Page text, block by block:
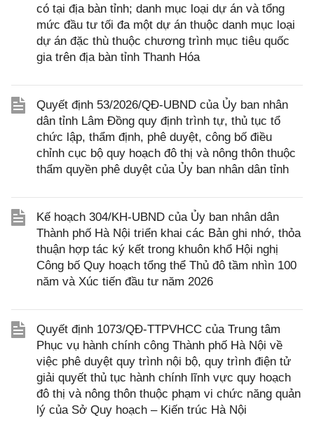
có tại địa bàn tỉnh; danh mục loại dự án và tổng
mức đầu tư tối đa một dự án thuộc danh mục loại
dự án đặc thù thuộc chương trình mục tiêu quốc
gia trên địa bàn tỉnh Thanh Hóa
Quyết định 53/2026/QĐ-UBND của Ủy ban nhân
dân tỉnh Lâm Đồng quy định trình tự, thủ tục tổ
chức lập, thẩm định, phê duyệt, công bố điều
chỉnh cục bộ quy hoạch đô thị và nông thôn thuộc
thẩm quyền phê duyệt của Ủy ban nhân dân tỉnh
Kế hoạch 304/KH-UBND của Ủy ban nhân dân
Thành phố Hà Nội triển khai các Bản ghi nhớ, thỏa
thuận hợp tác ký kết trong khuôn khổ Hội nghị
Công bố Quy hoạch tổng thể Thủ đô tầm nhìn 100
năm và Xúc tiến đầu tư năm 2026
Quyết định 1073/QĐ-TTPVHCC của Trung tâm
Phục vụ hành chính công Thành phố Hà Nội về
việc phê duyệt quy trình nội bộ, quy trình điện tử
giải quyết thủ tục hành chính lĩnh vực quy hoạch
đô thị và nông thôn thuộc phạm vi chức năng quản
lý của Sở Quy hoạch – Kiến trúc Hà Nội